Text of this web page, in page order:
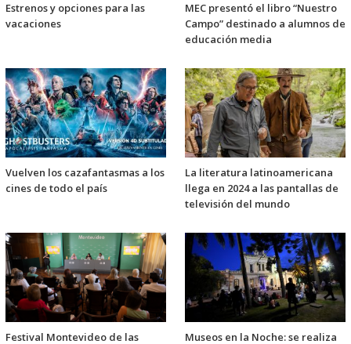
Estrenos y opciones para las
vacaciones
MEC presentó el libro “Nuestro
Campo” destinado a alumnos de
educación media
Vuelven los cazafantasmas a los
cines de todo el país
La literatura latinoamericana
llega en 2024 a las pantallas de
televisión del mundo
Festival Montevideo de las
Museos en la Noche: se realiza